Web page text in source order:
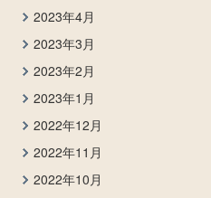
2023年4月
2023年3月
2023年2月
2023年1月
2022年12月
2022年11月
2022年10月